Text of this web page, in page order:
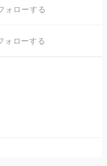
ォローする
ォローする